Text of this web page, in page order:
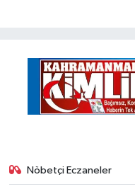
Nöbetçi Eczaneler